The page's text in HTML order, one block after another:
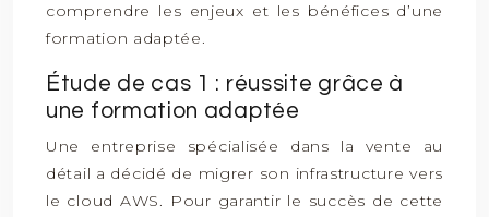
comprendre les enjeux et les bénéfices d’une
formation adaptée.
Étude de cas 1 : réussite grâce à
une formation adaptée
Une entreprise spécialisée dans la vente au
détail a décidé de migrer son infrastructure vers
le cloud AWS. Pour garantir le succès de cette